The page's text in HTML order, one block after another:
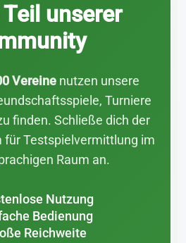
unserer
Vereinenutzen unsere
Turniere
finden. Schließe dich der
für Testspielvermittlung im
Raum an.
Nutzung
Bedienung
Reichweite